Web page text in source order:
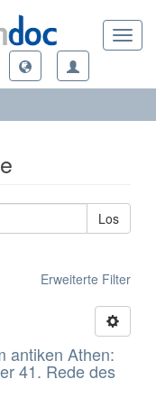
Los
Erweiterte Filter
antiken Athen:
41. Rede des